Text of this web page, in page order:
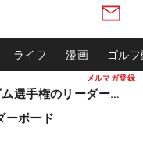
メルマガ登録
ライフ 漫画 ゴル
松山英樹ら出場 ウィンダム選手権のリーダーボード
ボード